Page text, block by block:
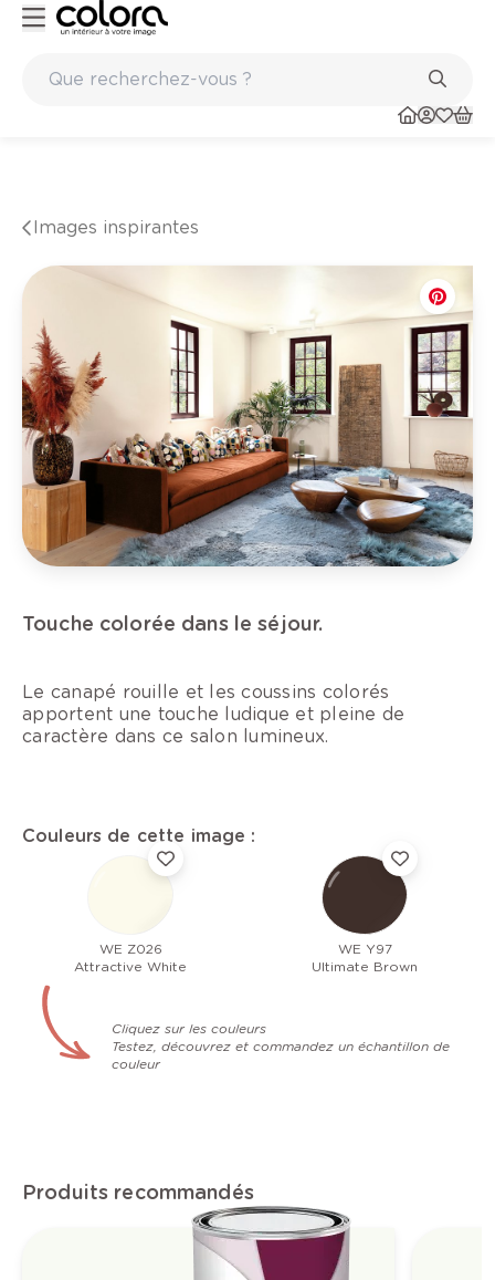
Images inspirantes
Touche colorée dans le séjour.
Le canapé rouille et les coussins colorés
apportent une touche ludique et pleine de
caractère dans ce salon lumineux.
Couleurs de cette image :
WE Z026
Attractive White
WE Y97
Ultimate Brown
Cliquez sur les couleurs
Testez, découvrez et commandez un échantillon de
couleur
Produits recommandés